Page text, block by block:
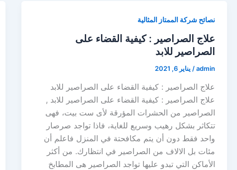
نصائح شركة الممتاز المثالية
علاج الصراصير : كيفية القضاء على
الصراصير للابد
admin
/ يناير 6, 2021
علاج الصراصير : كيفية القضاء على الصراصير للابد
علاج الصراصير : كيفية القضاء على الصراصير للابد ,
الصراصير من الحشرات المؤرقة لأى ست بيت، فهى
تتكاثر بشكل رهيب وسريع للغاية، فاذا تواجد صرصار
واحد فقط دون أن يتم مكافحتة في المنزل فاعلم أن
مئات بل الالاف من الصراصير في انتظارك. من أكثر
الأماكن التي تبدو عليها تواجد الصراصير هى المطابخ